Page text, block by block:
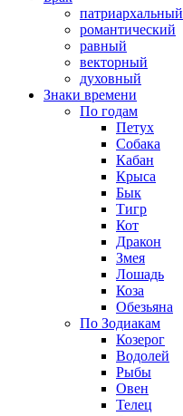
патриархальный
романтический
равный
векторный
духовный
Знаки времени
По годам
Петух
Собака
Кабан
Крыса
Бык
Тигр
Кот
Дракон
Змея
Лошадь
Коза
Обезьяна
По Зодиакам
Козерог
Водолей
Рыбы
Овен
Телец